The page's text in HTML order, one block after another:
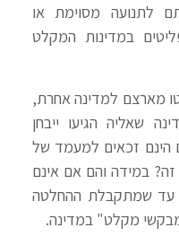
לתנועה מסוימת או
במדינות המקלט
מארצם למדינה אחרת,
שאליה הגיעו ייבחן
זכאים למעמד של
במידה והם אם אינם
עד שמתקבלת ההחלטה
מקלט" במדינה.